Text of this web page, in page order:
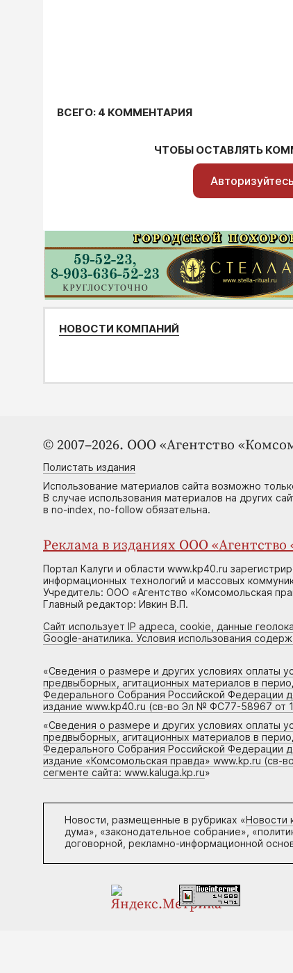
ВСЕГО: 4 КОММЕНТАРИЯ
ЧТОБЫ ОСТАВЛЯТЬ
Авторизуйтесь
НОВОСТИ КОМПАНИЙ
© 2007–2026. ООО «Агентство
Полистать издания
Использование материалов сайта возможно
В случае использования материалов на других
в no-index, no-follow обязательна.
Реклама в изданиях ООО «Агентство
Портал Калуги и области www.kp40.ru
информационных технологий и массовых
Учредитель: ООО «Агентство «Комсомольская
Главный редактор: Ивкин В.П.
Сайт использует IP адреса, cookie, данные
Google-анатилика. Условия использования
«Сведения о размере и других условиях оплаты
предвыборных, агитационных материалов в
Федерального Собрания Российской Федерации
издание www.kp40.ru (св-во Эл № ФС77-58967 от
«Сведения о размере и других условиях оплаты
предвыборных, агитационных материалов в
Федерального Собрания Российской Федерации
издание «Комсомольская правда» www.kp.ru
сегменте сайта: www.kaluga.kp.ru»
Новости, размещенные в рубриках «Новости
дума», «законодательное собрание»,
договорной, рекламно-информационной